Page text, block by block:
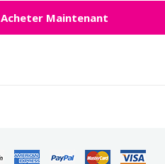
Acheter Maintenant